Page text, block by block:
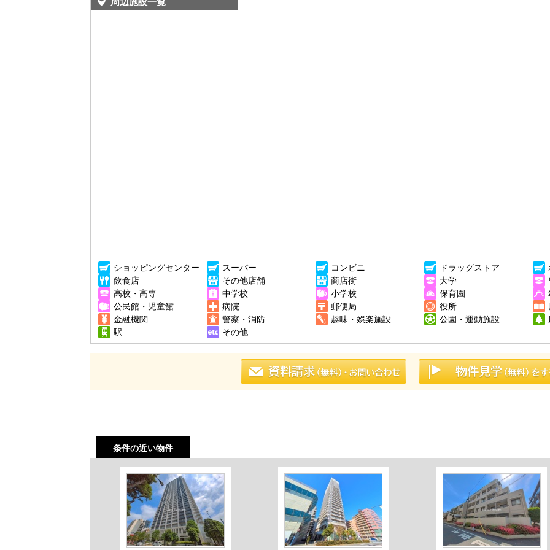
ショッピングセンター スーパー コンビニ ドラッグストア
飲食店
その他店舗 商店街 大学
高校・高専
中学校 小学校 保育園
公民館・児童館
病院 郵便局 役所
金融機関
警察・消防 趣味・娯楽施設 公園・運動施設
駅
その他
条件の近い物件